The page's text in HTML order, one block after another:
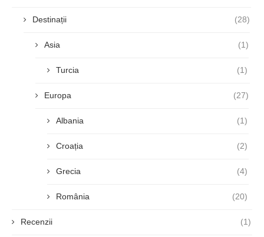
Destinații (28)
Asia (1)
Turcia (1)
Europa (27)
Albania (1)
Croația (2)
Grecia (4)
România (20)
Recenzii (1)